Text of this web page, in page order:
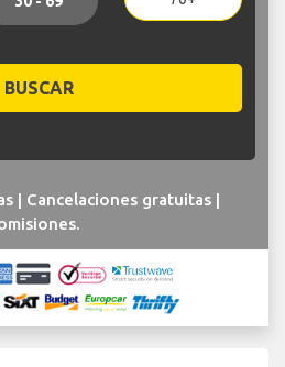
BUSCAR
| Cancelaciones gratuitas |